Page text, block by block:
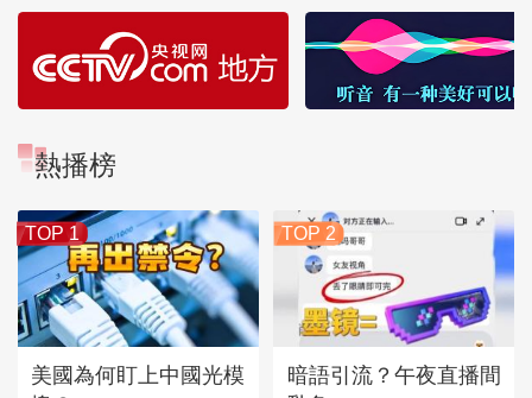
熱播榜
TOP 1
美國為何盯上中國光模
TOP 2
暗語引流？午夜直播間